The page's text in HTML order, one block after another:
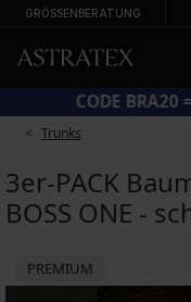
GRÖSSENBERATUNG
CODE
Trunks
3er-PACK
BOSS ONE -
PREMIUM